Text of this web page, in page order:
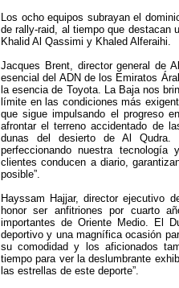
Los ocho equipos subrayan el
de rally-raid, al tiempo que destacan
Khalid Al Qassimi y Khaled Alferaihi.
Jacques Brent, director general de
esencial del ADN de los Emiratos
la esencia de Toyota. La Baja nos
límite en las condiciones más
que sigue impulsando el progreso
afrontar el terreno accidentado de
dunas del desierto de Al
perfeccionando nuestra
clientes conducen a diario,
posible”.
Hayssam Hajjar, director ejecutivo
honor ser anfitriones por cuarto
importantes de Oriente Medio. El
deportivo y una magnífica ocasión
su comodidad y los aficionados
tiempo para ver la deslumbrante
las estrellas de este deporte”.